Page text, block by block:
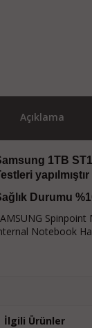
Açıklama
1TB
Durumu
Notebook
İlgili Ürünler